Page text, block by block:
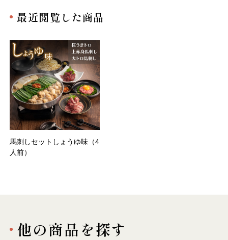
最近閲覧した商品
馬刺しセットしょうゆ味（4
人前）
他の商品を探す